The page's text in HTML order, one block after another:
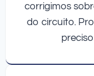
corrigimos
do circuito.